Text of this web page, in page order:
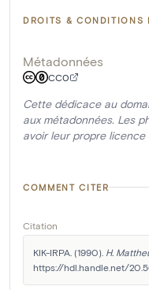
DROITS & CONDITIONS
Métadonnées
CC0
Cette dédicace au
aux métadonnées. Les
avoir leur propre
COMMENT CITER
Citation
KIK-IRPA. (1990). H.
https://hdl.handle.net/